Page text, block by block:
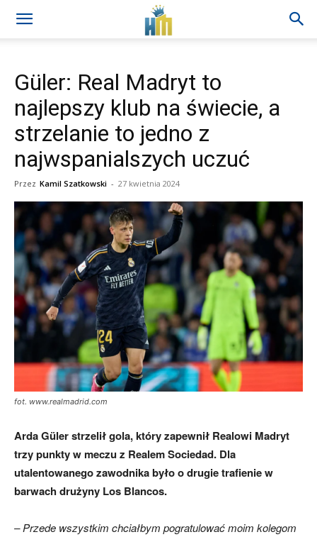
Güler: Real Madryt to
najlepszy klub na świecie, a
strzelanie to jedno z
najwspanialszych uczuć
Przez Kamil Szatkowski - 27 kwietnia 2024
fot. www.realmadrid.com
Arda Güler strzelił gola, który zapewnił Realowi Madryt
trzy punkty w meczu z Realem Sociedad. Dla
utalentowanego zawodnika było o drugie trafienie w
barwach drużyny Los Blancos.
– Przede wszystkim chciałbym pogratulować moim kolegom